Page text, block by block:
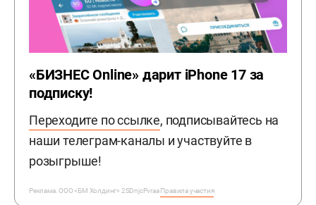
«БИЗНЕС Online» дарит iPhone 17 за
подписку!
Переходите поссылке, подписывайтесь на
наши телеграм-каналы и участвуйте в
розыгрыше!
Реклама. ООО «БМ Холдинг» 2SDnjcPvraaПравила участия